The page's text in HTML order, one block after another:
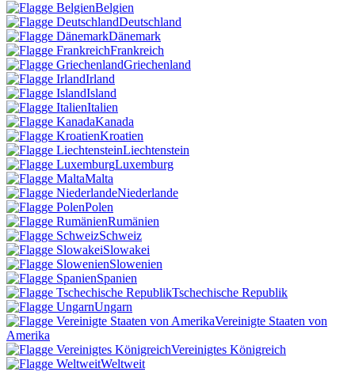
Belgien
Deutschland
Dänemark
Frankreich
Griechenland
Irland
Island
Italien
Kanada
Kroatien
Liechtenstein
Luxemburg
Malta
Niederlande
Polen
Rumänien
Schweiz
Slowakei
Slowenien
Spanien
Tschechische Republik
Ungarn
Vereinigte Staaten von
Amerika
Vereinigtes Königreich
Weltweit